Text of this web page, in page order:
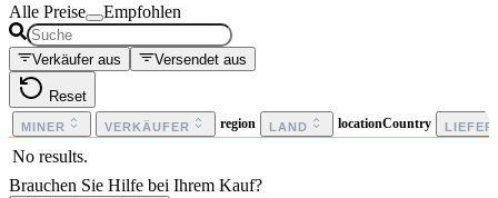
Alle Preise Empfohlen
Verkäufer aus Versendet aus
Reset
MINER VERKÄUFER region LAND locationCountry
No results.
Brauchen Sie Hilfe bei Ihrem Kauf?